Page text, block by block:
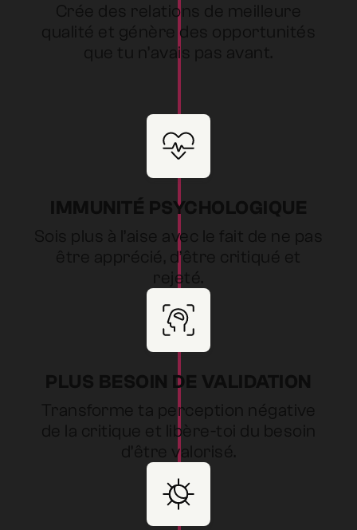
Crée des relations de meilleure
qualité et génère des opportunités
que tu n’avais pas avant.
IMMUNITÉ PSYCHOLOGIQUE
Sois plus à l’aise avec le fait de ne pas
être apprécié, d’être critiqué et
rejeté.
PLUS BESOIN DE VALIDATION
Transforme ta perception négative
de la critique et libère-toi du besoin
d’être valorisé.